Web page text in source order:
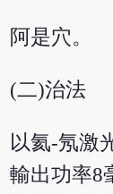
阿是穴。
(二)治法
以氦-氖激
輸出功率8